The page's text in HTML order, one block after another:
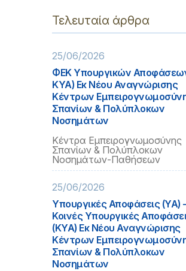
Τελευταία άρθρα
25/06/2026
ΦΕΚ Υπουργικών
ΚΥΑ) Εκ Νέου Αναγνώρισης
Κέντρων
Σπανίων & Πολύπλοκων
Νοσημάτων
Κέντρα Εμπειρογνωμοσύνης
Σπανίων & Πολύπλοκων
Νοσημάτων-Παθήσεων
25/06/2026
Υπουργικές Αποφάσεις (ΥΑ)
Κοινές Υπουργικές
(ΚΥΑ) Εκ Νέου Αναγνώρισης
Κέντρων
Σπανίων & Πολύπλοκων
Νοσημάτων